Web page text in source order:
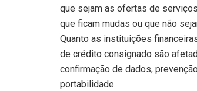
que sejam as ofertas de
que ficam mudas ou que não
Quanto as instituições
de crédito consignado são
confirmação de dados,
portabilidade.